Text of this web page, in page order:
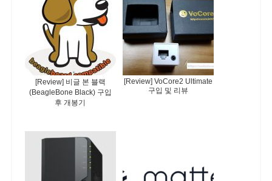
[Review] 비글 본 블랙
(BeagleBone Black) 구입
후 개봉기
[Review] VoCore2 Ultimate
구입 및 리뷰